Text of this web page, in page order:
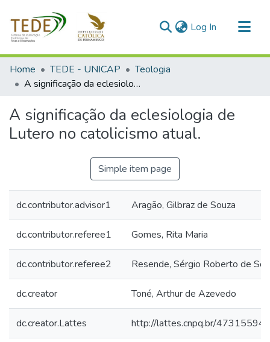
Log In (current)
Communities & Collections
All of DSpace
Home TEDE - UNICAP
Teologia
A significação da eclesiologia de Lutero no catolicismo atual.
A significação da eclesiologia de
Lutero no catolicismo atual.
Simple item page
dc.contributor.advisor1 Aragão, Gilbraz de Souza
dc.contributor.referee1 Gomes, Rita Maria
dc.contributor.referee2 Resende, Sérgio Roberto de
dc.creator Toné, Arthur de Azevedo
dc.creator.Lattes http://lattes.cnpq.br/